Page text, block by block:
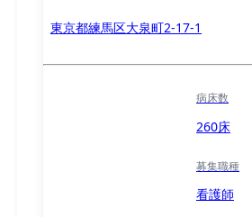
東京都練馬区大泉町2-17-1
病床数
260床
募集職種
看護師